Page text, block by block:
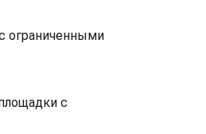
ограниченными
с